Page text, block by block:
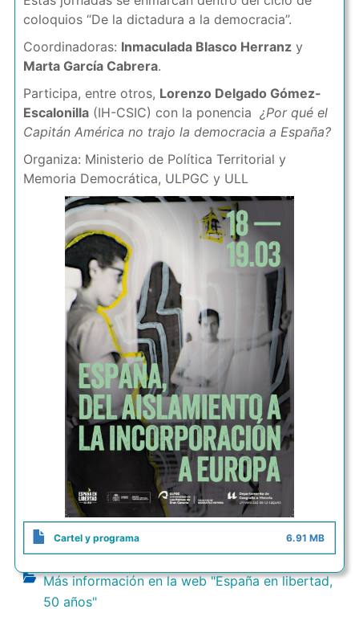
coloquios “De la dictadura a la democracia”.
Coordinadoras: Inmaculada Blasco Herranzy
Marta García Cabrera.
Participa, entre otros, Lorenzo Delgado Gómez-
Escalonilla(IH-CSIC) con la ponencia ¿Por qué el
Capitán América no trajo la democracia a España?
Organiza: Ministerio de Política Territorial y
Memoria Democrática, ULPGC y ULL
Cartel y programa 6.91 MB
Más información en la web "España en libertad,
50 años"